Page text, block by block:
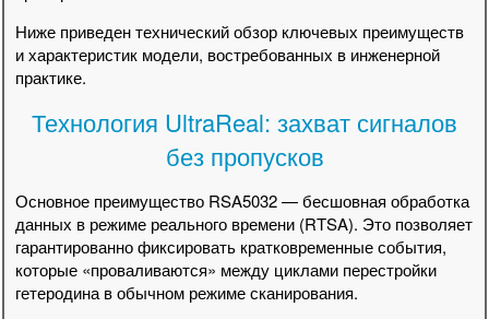
Ниже приведен технический обзор ключевых преимуществ
и характеристик модели, востребованных в инженерной
практике.
Технология UltraReal: захват сигналов
без пропусков
Основное преимущество RSA5032 — бесшовная обработка
данных в режиме реального времени (RTSA). Это позволяет
гарантированно фиксировать кратковременные события,
которые «проваливаются» между циклами перестройки
гетеродина в обычном режиме сканирования.